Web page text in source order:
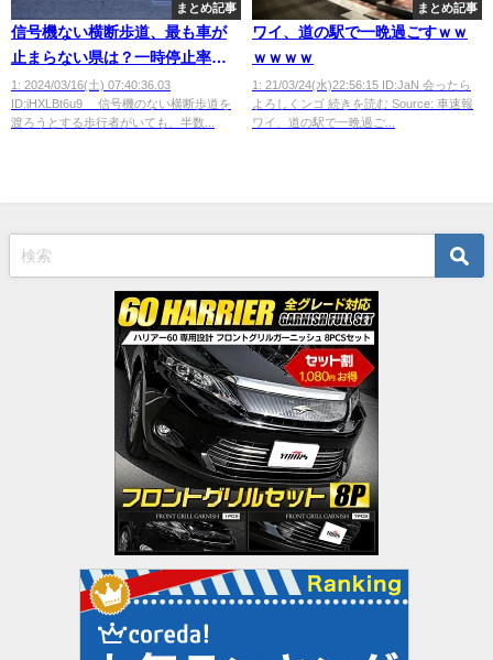
まとめ記事
信号機ない横断歩道、最も車が
止まらない県は？一時停止率
23％
1: 2024/03/16(土) 07:40:36.03
ID:iHXLBt6u9 信号機のない横断歩道を
渡ろうとする歩行者がいても、半数...
まとめ記事
ワイ、道の駅で一晩過ごすｗｗ
ｗｗｗｗ
1: 21/03/24(水)22:56:15 ID:JaN 会ったら
よろしくンゴ 続きを読む Source: 車速報
ワイ、道の駅で一晩過ご...